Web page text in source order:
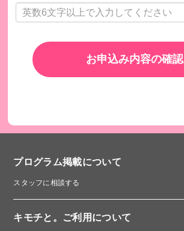
お申込み内容の確認
プログラム掲載について
スタッフに相談する
キモチと。ご利用について